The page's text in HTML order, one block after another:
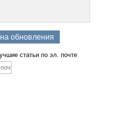
обновления
статьи по эл. почте